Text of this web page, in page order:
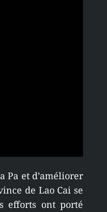
Pa et d’améliorer
de Lao Cai se
efforts ont porté